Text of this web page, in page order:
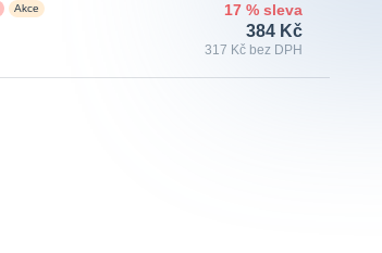
Akce
17 % sleva
384 Kč
317 Kč bez DPH